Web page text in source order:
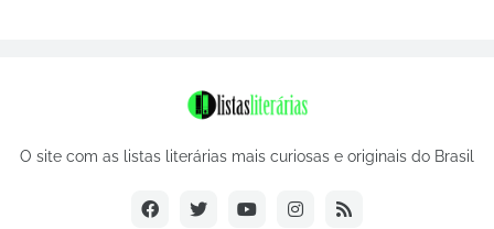
O site com as listas literárias mais curiosas e originais do Brasil